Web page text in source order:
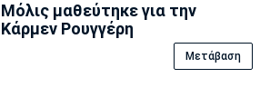
Μόλις μαθεύτηκε για την
Κάρμεν Ρουγγέρη
Μετάβαση